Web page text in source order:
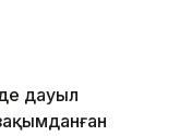
дауыл